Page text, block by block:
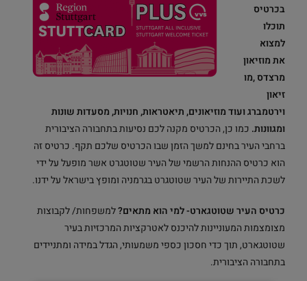
בכרטיס
תוכלו
למצוא
אתמוזיאון
מרצדס,מו
זיאון
וירטמברגועוד מוזיאונים, תיאטראות, חנויות, מסעדות שונות
ומגוונות. כמו כן, הכרטיס מקנה לכם נסיעות בתחבורה הציבורית
ברחבי העיר בחינם למשך הזמן שבו הכרטיס שלכם תקף. כרטיס זה
הוא כרטיס ההנחות הרשמי של העיר שטוטגרט אשר מופעל על ידי
לשכת התיירות של העיר שטוטגרט בגרמניה ומופץ בישראל על ידנו.
כרטיס העיר שטוטגארט- למי הוא מתאים?למשפחות/ לקבוצות
מצומצמות המעוניינות להיכנס לאטרקציות המרכזיות בעיר
שטוטגארט, תוך כדי חסכון כספי משמעותי, הגדל במידה ומתניידים
בתחבורה הציבורית.